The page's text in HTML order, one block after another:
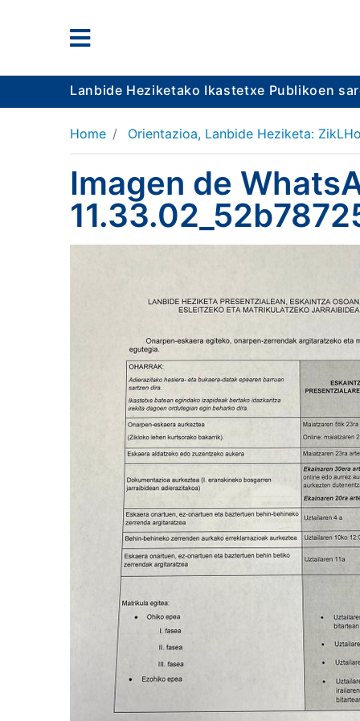
Lanbide Heziketako Ikastetxe Publikoen
Home Orientazioa, Lanbide Heziketa:
Imagen de